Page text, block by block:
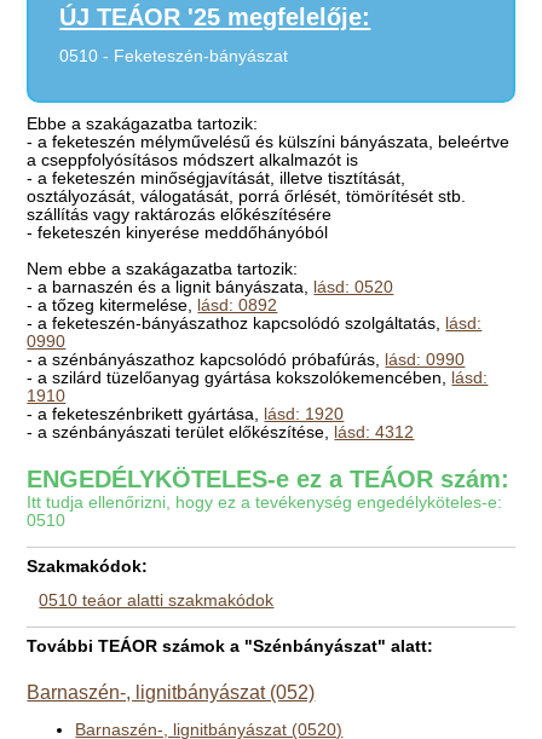
ÚJ TEÁOR '25 megfelelője:
0510 - Feketeszén-bányászat
Ebbe a szakágazatba tartozik:
- a feketeszén mélyművelésű és külszíni bányászata, beleértve
a cseppfolyósításos módszert alkalmazót is
- a feketeszén minőségjavítását, illetve tisztítását,
osztályozását, válogatását, porrá őrlését, tömörítését stb.
szállítás vagy raktározás előkészítésére
- feketeszén kinyerése meddőhányóból
Nem ebbe a szakágazatba tartozik:
- a barnaszén és a lignit bányászata, lásd: 0520
- a tőzeg kitermelése, lásd: 0892
- a feketeszén-bányászathoz kapcsolódó szolgáltatás, lásd:
0990
- a szénbányászathoz kapcsolódó próbafúrás, lásd: 0990
- a szilárd tüzelőanyag gyártása kokszolókemencében, lásd:
1910
- a feketeszénbrikett gyártása, lásd: 1920
- a szénbányászati terület előkészítése, lásd: 4312
ENGEDÉLYKÖTELES-e ez a TEÁOR szám:
Itt tudja ellenőrizni, hogy ez a tevékenység engedélyköteles-e:
0510
Szakmakódok:
0510 teáor alatti szakmakódok
További TEÁOR számok a "Szénbányászat" alatt:
Barnaszén-, lignitbányászat (052)
Barnaszén-, lignitbányászat (0520)